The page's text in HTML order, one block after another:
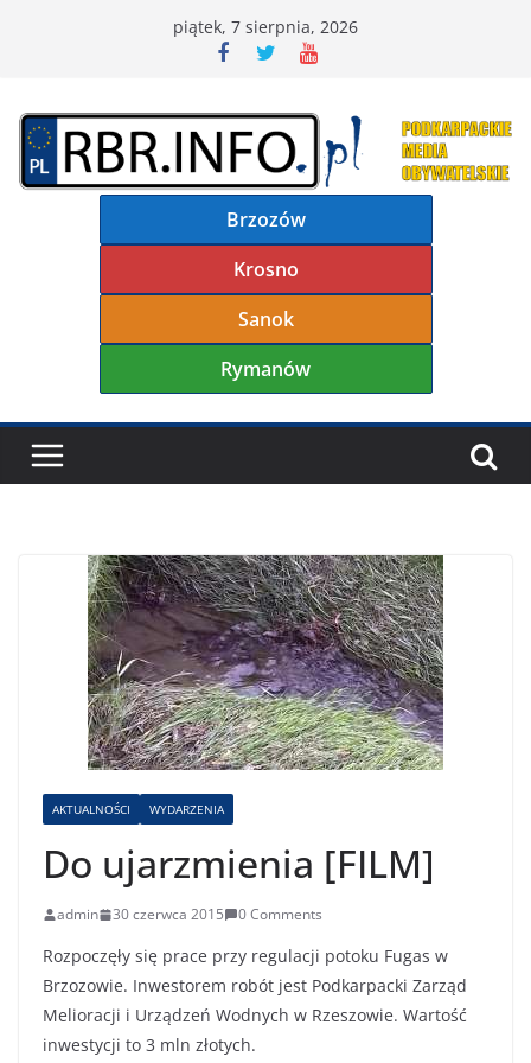
piątek, 7 sierpnia, 2026
Brzozów
Krosno
Sanok
Rymanów
AKTUALNOŚCI WYDARZENIA
Do ujarzmienia [FILM]
admin 30 czerwca 2015 0 Comments
Rozpoczęły się prace przy regulacji potoku Fugas w
Brzozowie. Inwestorem robót jest Podkarpacki Zarząd
Melioracji i Urządzeń Wodnych w Rzeszowie. Wartość
inwestycji to 3 mln złotych.